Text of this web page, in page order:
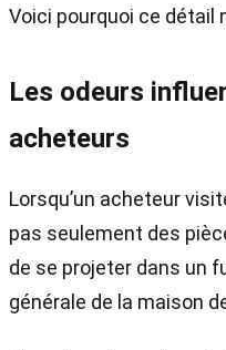
Voici pourquoi ce
Les odeurs
acheteurs
Lorsqu’un acheteur
pas seulement des
de se projeter dans un
générale de la maison